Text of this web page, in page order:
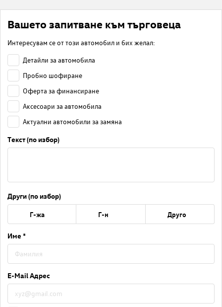
Вашето запитване към търговеца
Интересувам се от този автомобил и бих желал:
Детайли за автомобила
Пробно шофиране
Оферта за финансиране
Аксесоари за автомобила
Актуални автомобили за замяна
Текст (по избор)
Други (по избор)
Г-жа Г-н Друго
Име *
E-Mail Адрес